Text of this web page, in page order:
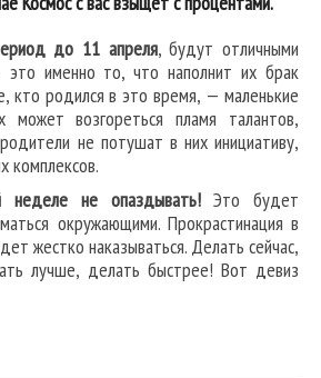
до 11 апреля, будут отличными
именно то, что наполнит их брак
кто родился в это время, — маленькие
может возгореться пламя талантов,
не потушат в них инициативу,
комплексов.
неделе не опаздывать!Это будет
окружающими. Прокрастинация в
жестко наказываться. Делать сейчас,
лучше, делать быстрее! Вот девиз